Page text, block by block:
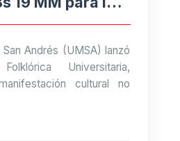
Andrés (UMSA) lanzó
Universitaria,
cultural no